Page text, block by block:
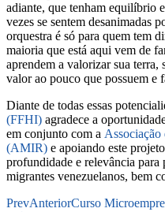
adiante, que tenham equilíbrio
vezes se sentem desanimadas
orquestra é só para quem tem
maioria que está aqui vem de
aprendem a valorizar sua terra,
valor ao pouco que possuem e
Diante de todas essas
(FFHI) agradece a
em conjunto com a
(AMIR) e apoiando este
profundidade e relevância
migrantes venezuelanos, bem
PrevAnteriorCurso